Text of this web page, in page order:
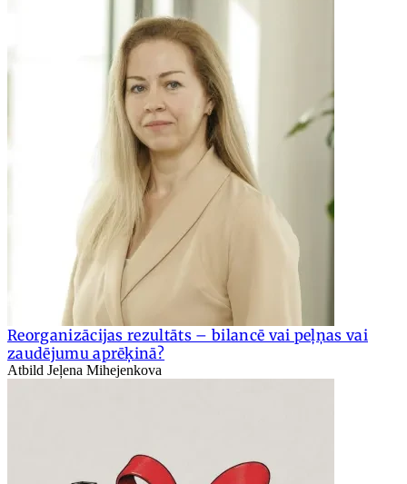
Reorganizācijas rezultāts – bilancē vai peļņas vai
zaudējumu aprēķinā?
Atbild Jeļena Mihejenkova